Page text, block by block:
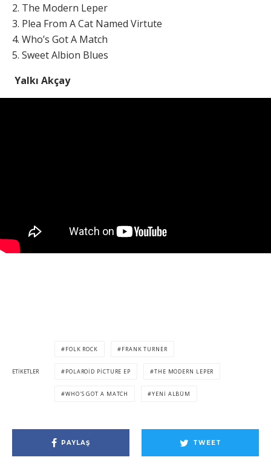
2. The Modern Leper
3. Plea From A Cat Named Virtute
4. Who’s Got A Match
5. Sweet Albion Blues
Yalkı Akçay
ETIKETLER
FOLK ROCK FRANK TURNER
POLAROID PICTURE EP THE MODERN LEPER
WHO'S GOT A MATCH YENI ALBÜM
PAYLAŞ TWEET